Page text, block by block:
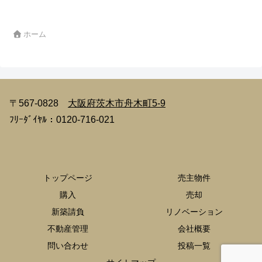
ホーム
〒567-0828 大阪府茨木市舟木町5-9
ﾌﾘｰﾀﾞｲﾔﾙ：0120-716-021
トップページ
売主物件
購入
売却
新築請負
リノベーション
不動産管理
会社概要
問い合わせ
投稿一覧